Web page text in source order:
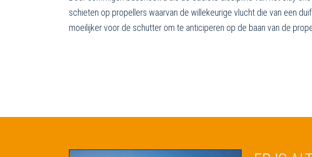
schieten op propellers waarvan de willekeurige vlucht die van een
moeilijker voor de schutter om te anticiperen op de baan van de